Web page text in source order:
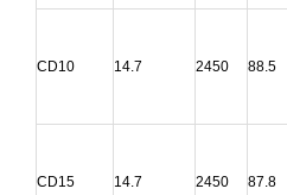
CD10 14.7 2450 88.5
CD15 14.7 2450 87.8